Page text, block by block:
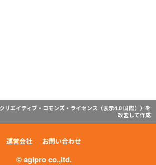
クリエイティブ・コモンズ・ライセンス（表示4.0 国際） ）を
改変して作成
運営会社 お問い合わせ
© agipro co.,ltd.